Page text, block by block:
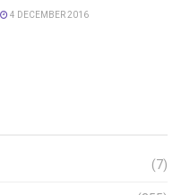
4 DECEMBER 2016
(7)